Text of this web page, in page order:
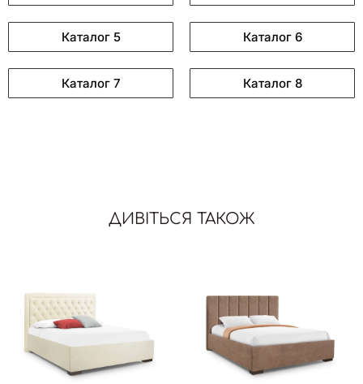
Каталог 5 Каталог 6
Каталог 7 Каталог 8
ДИВІТЬСЯ ТАКОЖ